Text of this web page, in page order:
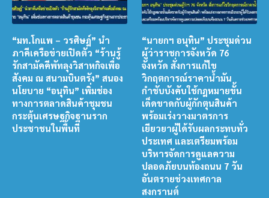
“มท.โกแพ – วรศิษฎ์” นำ
ภาคีเครือข่ายเปิดตัว “ร้านรู้
รักสามัคคีพัทลุงวิสาหกิจเพื่อ
สังคม ณ สนามบินตรัง” สนอง
นโยบาย “อนุทิน” เพิ่มช่อง
ทางการตลาดสินค้าชุมชน
กระตุ้นเศรษฐกิจฐานราก
ประชาชนในพื้นที่
“นายกฯ อนุทิน” ประชุมด่วน
ผู้ว่าราชการจังหวัด 76
จังหวัด สั่งการแก้ไข
วิกฤตการณ์ราคาน้ำมัน
กำชับบังคับใช้กฎหมายขั้น
เด็ดขาดกับผู้กักตุนสินค้า
พร้อมเร่งวางมาตรการ
เยียวยาผู้ได้รับผลกระทบทั่ว
ประเทศ และเตรียมพร้อม
บริหารจัดการดูแลความ
ปลอดภัยบนท้องถนน 7 วัน
อันตรายช่วงเทศกาล
สงกรานต์